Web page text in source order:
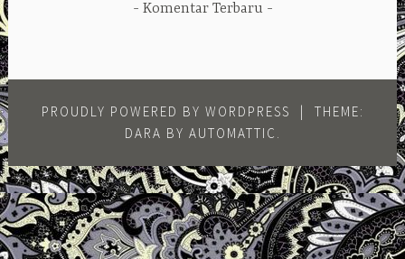
Komentar Terbaru
PROUDLY POWERED BY WORDPRESS
THEME:
DARA BY AUTOMATTIC .